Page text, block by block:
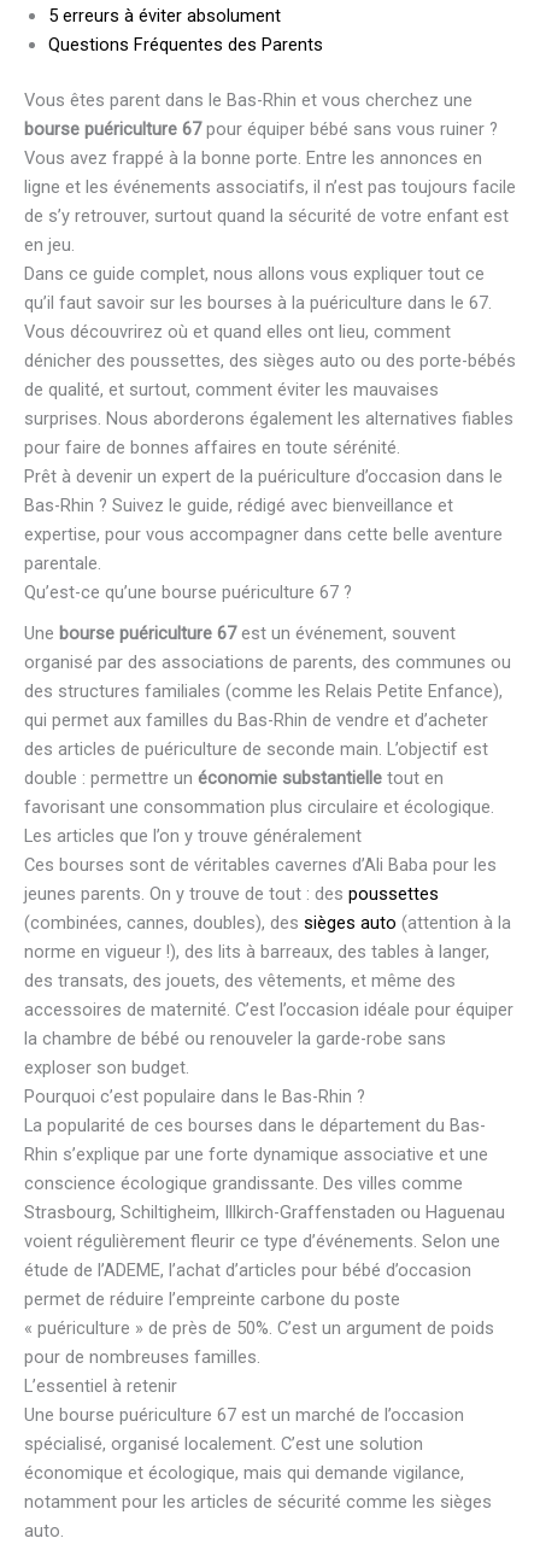
5 erreurs à éviter absolument
Questions Fréquentes des Parents
Vous êtes parent dans le Bas-Rhin et vous cherchez une
bourse puériculture 67pour équiper bébé sans vous ruiner ?
Vous avez frappé à la bonne porte. Entre les annonces en
ligne et les événements associatifs, il n’est pas toujours facile
de s’y retrouver, surtout quand la sécurité de votre enfant est
en jeu.
Dans ce guide complet, nous allons vous expliquer tout ce
qu’il faut savoir sur les bourses à la puériculture dans le 67.
Vous découvrirez où et quand elles ont lieu, comment
dénicher des poussettes, des sièges auto ou des porte-bébés
de qualité, et surtout, comment éviter les mauvaises
surprises. Nous aborderons également les alternatives fiables
pour faire de bonnes affaires en toute sérénité.
Prêt à devenir un expert de la puériculture d’occasion dans le
Bas-Rhin ? Suivez le guide, rédigé avec bienveillance et
expertise, pour vous accompagner dans cette belle aventure
parentale.
Qu’est-ce qu’une bourse puériculture 67 ?
Une bourse puériculture 67est un événement, souvent
organisé par des associations de parents, des communes ou
des structures familiales (comme les Relais Petite Enfance),
qui permet aux familles du Bas-Rhin de vendre et d’acheter
des articles de puériculture de seconde main. L’objectif est
double : permettre un économie substantielle tout en
favorisant une consommation plus circulaire et écologique.
Les articles que l’on y trouve généralement
Ces bourses sont de véritables cavernes d’Ali Baba pour les
jeunes parents. On y trouve de tout : des poussettes
(combinées, cannes, doubles), des sièges auto (attention à la
norme en vigueur !), des lits à barreaux, des tables à langer,
des transats, des jouets, des vêtements, et même des
accessoires de maternité. C’est l’occasion idéale pour équiper
la chambre de bébé ou renouveler la garde-robe sans
exploser son budget.
Pourquoi c’est populaire dans le Bas-Rhin ?
La popularité de ces bourses dans le département du Bas-
Rhin s’explique par une forte dynamique associative et une
conscience écologique grandissante. Des villes comme
Strasbourg, Schiltigheim, Illkirch-Graffenstaden ou Haguenau
voient régulièrement fleurir ce type d’événements. Selon une
étude de l’ADEME, l’achat d’articles pour bébé d’occasion
permet de réduire l’empreinte carbone du poste
« puériculture » de près de 50%. C’est un argument de poids
pour de nombreuses familles.
L’essentiel à retenir
Une bourse puériculture 67 est un marché de l’occasion
spécialisé, organisé localement. C’est une solution
économique et écologique, mais qui demande vigilance,
notamment pour les articles de sécurité comme les sièges
auto.